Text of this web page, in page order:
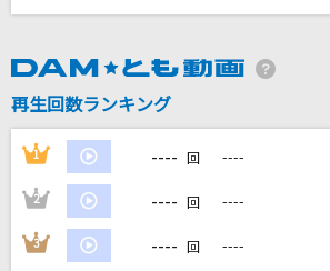
恋風邪にのせて
DAMの新曲・ランキングなど
再生回数ランキング
1 ---- 回 ----
2 ---- 回 ----
3 ---- 回 ----